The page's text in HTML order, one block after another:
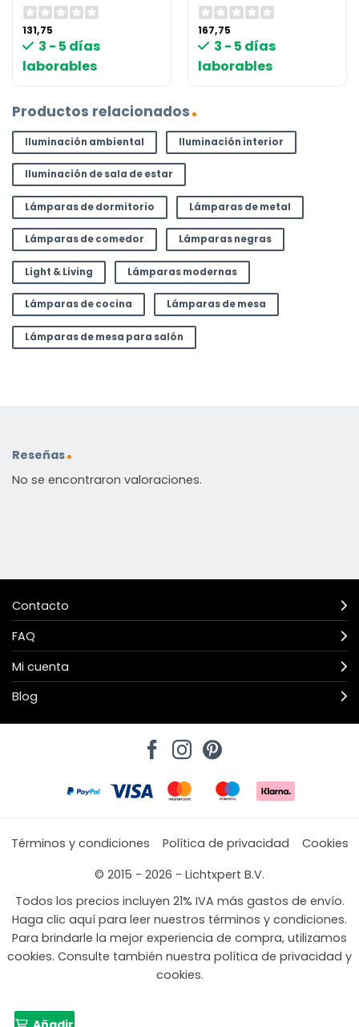
131,75
3 - 5 días
laborables
167,75
3 - 5 días
laborables
Productos relacionados
Iluminación ambiental Iluminación interior
Iluminación de sala de estar
Lámparas de dormitorio Lámparas de metal
Lámparas de comedor Lámparas negras
Light & Living Lámparas modernas
Lámparas de cocina Lámparas de mesa
Lámparas de mesa para salón
Reseñas
No se encontraron valoraciones.
Contacto
FAQ
Mi cuenta
Blog
Términos y condiciones Política de privacidad
Cookies
© 2015 - 2026 - Lichtxpert B.V.
Todos los precios incluyen 21% IVA más gastos de envío.
Haga clic aquí para leer nuestros términos y condiciones.
Para brindarle la mejor experiencia de compra, utilizamos
cookies. Consulte también nuestra política de privacidad y
cookies.